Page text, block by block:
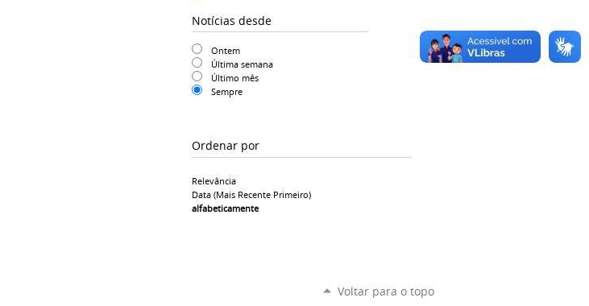
Notícias desde
Ontem
Última semana
Último mês
Sempre
Ordenar por
Relevância
Data (mais Recente Primeiro)
alfabeticamente
Voltar para o topo